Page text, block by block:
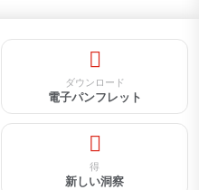
ダウンロード
電子パンフレット
得
新しい洞察